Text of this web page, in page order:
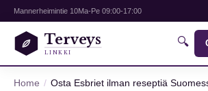
Mannerheimintie 10Ma-Pe 09:00-17:00
Terveys
LINKKI
🔍
Home Osta Esbriet ilman reseptiä